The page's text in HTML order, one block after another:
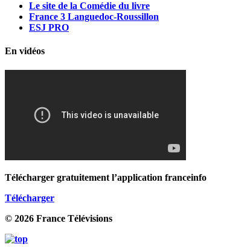
Le site de la Comédie du livre
France 3 Languedoc-Roussillon
ESJ PRO
En vidéos
Télécharger gratuitement l’application franceinfo
Télécharger
© 2026 France Télévisions